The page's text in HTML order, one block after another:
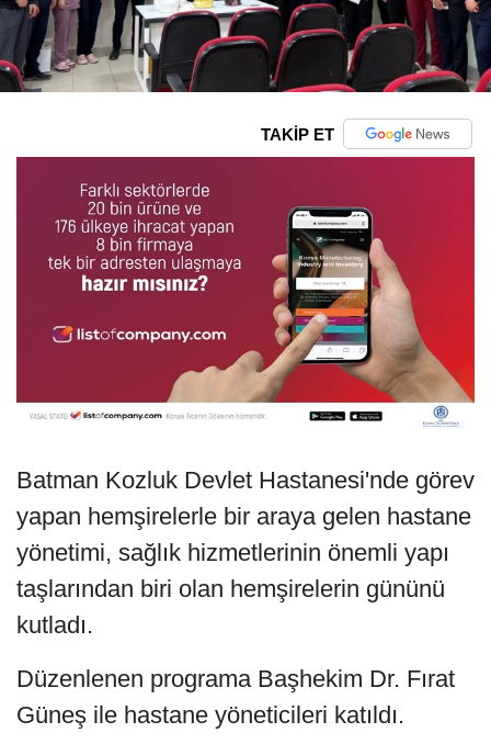
TAKİP ET
Batman Kozluk Devlet Hastanesi'nde görev
yapan hemşirelerle bir araya gelen hastane
yönetimi, sağlık hizmetlerinin önemli yapı
taşlarından biri olan hemşirelerin gününü
kutladı.
Düzenlenen programa Başhekim Dr. Fırat
Güneş ile hastane yöneticileri katıldı.